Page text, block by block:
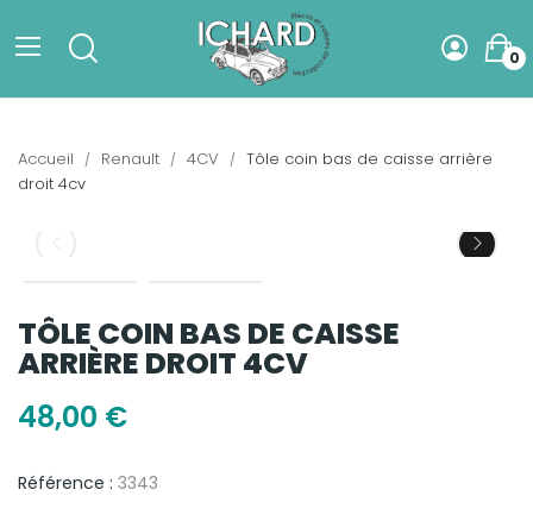
0
Accueil Renault 4CV
Tôle coin bas de caisse arrière
droit 4cv
TÔLE COIN BAS DE CAISSE
ARRIÈRE DROIT 4CV
48,00 €
Référence : 3343